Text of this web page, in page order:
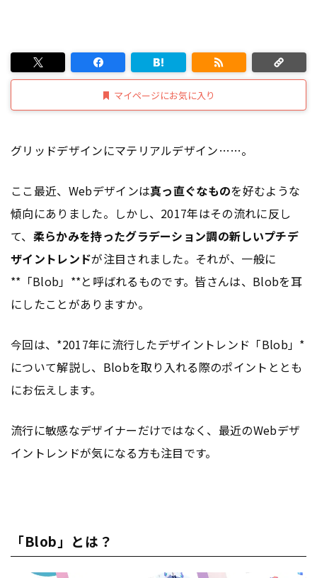
マイページにお気に入り
グリッドデザインにマテリアルデザイン……。
ここ最近、Webデザインは真っ直ぐなものを好むような
傾向にありました。しかし、2017年はその流れに反し
て、 柔らかみを持ったグラデーション調の新しいプチデ
ザイントレンドが注目されました。それが、一般に
**「Blob」**と呼ばれるものです。皆さんは、Blobを耳
にしたことがありますか。
今回は、*2017年に流行したデザイントレンド「Blob」*
について解説し、Blobを取り入れる際のポイントととも
にお伝えします。
流行に敏感なデザイナーだけではなく、最近のWebデザ
イントレンドが気になる方も注目です。
「Blob」とは？